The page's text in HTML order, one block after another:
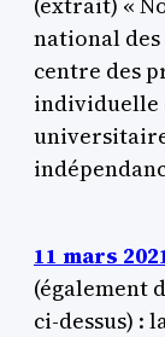
national
centre des
individuelle
11 mars
(également
ci-dessus) :